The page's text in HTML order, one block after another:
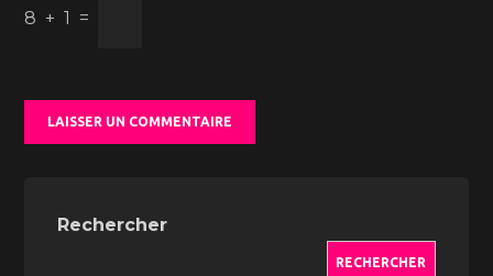
8 + 1 =
Rechercher
RECHERCHER